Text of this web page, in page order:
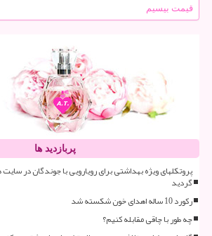
قیمت بیسیم
پربازدید ها
پروتکلهای ویژه بهداشتی برای رویارویی با جوندگان در سایت
گردید
رکورد 10 ساله اهدای خون شکسته شد
چه طور با چاقی مقابله کنیم؟